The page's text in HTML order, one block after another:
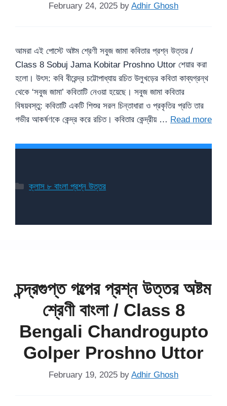
February 24, 2025 by Adhir Ghosh
আমরা এই পোস্টে অষ্টম শ্রেণী সবুজ জামা কবিতার প্রশ্ন উত্তর /
Class 8 Sobuj Jama Kobitar Proshno Uttor শেয়ার করা
হলো। উৎস: কবি বীরেন্দ্র চট্টোপাধ্যায় রচিত উলুখড়ের কবিতা কাব্যগ্রন্থ
থেকে ‘সবুজ জামা’ কবিতাটি নেওয়া হয়েছে। সবুজ জামা কবিতার
বিষয়বস্তু: কবিতাটি একটি শিশুর সরল চিন্তাধারা ও প্রকৃতির প্রতি তার
গভীর আকর্ষণকে কেন্দ্র করে রচিত। কবিতার কেন্দ্রীয় … Read more
Categories
ক্লাস ৮ বাংলা প্রশ্ন উত্তর
চন্দ্রগুপ্ত গল্পের প্রশ্ন উত্তর অষ্টম
শ্রেণী বাংলা / Class 8
Bengali Chandrogupto
Golper Proshno Uttor
February 19, 2025 by Adhir Ghosh